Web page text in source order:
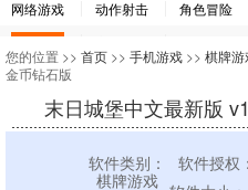
网络游戏 动作射击 角色冒险
棋牌游戏
您的位置 >> 首页 >> 手机游戏 >> 棋牌游
金币钻石版
末日城堡中文最新版
软件类别：
棋牌游戏
软件授权：